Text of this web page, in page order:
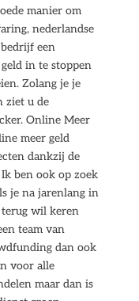
manier om
nederlandse
een
in te stoppen
Zolang je je
ziet u de
Online Meer
meer geld
dankzij de
ben ook op zoek
je na jarenlang in
wil keren
team van
dan ook
voor alle
maar dan is